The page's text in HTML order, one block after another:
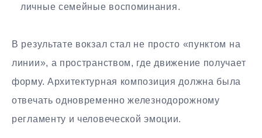
личные семейные воспоминания.
В результате вокзал стал не просто «пунктом на
линии», а пространством, где движение получает
форму. Архитектурная композиция должна была
отвечать одновременно железнодорожному
регламенту и человеческой эмоции.